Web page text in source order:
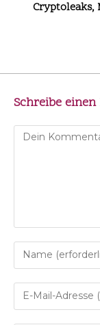
Cryptoleaks,
Schreibe